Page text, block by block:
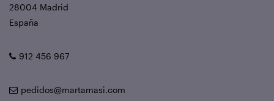
28004 Madrid
España
912 456 967
pedidos@martamasi.com